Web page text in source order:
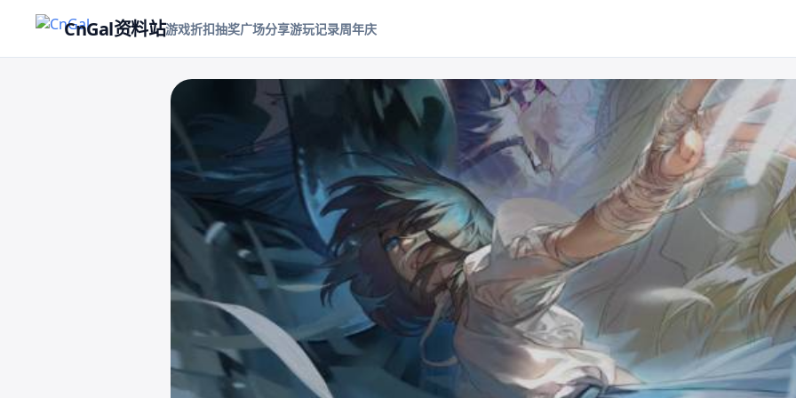
CnGal资料站游戏折扣抽奖广场分享游玩记录周年庆